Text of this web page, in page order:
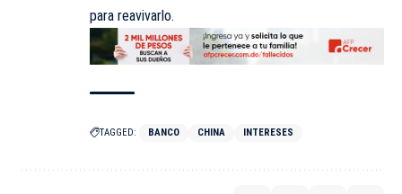
para reavivarlo.
TAGGED: BANCO CHINA INTERESES